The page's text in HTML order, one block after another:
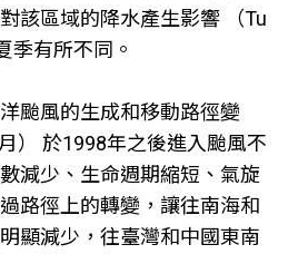
該區域的降水產生影響 （Tu
季有所不同。
颱風的生成和移動路徑變
） 於1998年之後進入颱風不
減少、生命週期縮短、氣旋
路徑上的轉變，讓往南海和
顯減少，往臺灣和中國東南